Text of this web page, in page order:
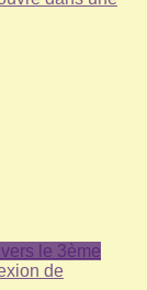
le 3ème
de